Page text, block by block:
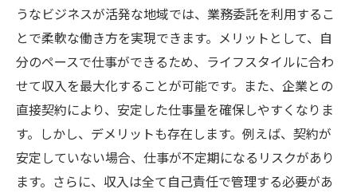
うなビジネスが活発な地域では、業務委託を利用するこ
とで柔軟な働き方を実現できます。メリットとして、自
分のペースで仕事ができるため、ライフスタイルに合わ
せて収入を最大化することが可能です。また、企業との
直接契約により、安定した仕事量を確保しやすくなりま
す。しかし、デメリットも存在します。例えば、契約が
安定していない場合、仕事が不定期になるリスクがあり
ます。さらに、収入は全て自己責任で管理する必要があ